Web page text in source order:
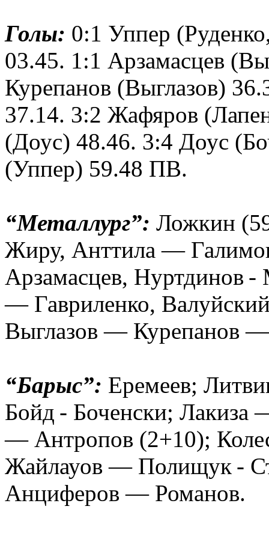
Голы: 0:1 Уппер
03.45. 1:1 Арзамасцев
Курепанов (Выглазов)
37.14. 3:2 Жафяров
(Доус) 48.46. 3:4 Доус
(Уппер) 59.48 ПВ.
“Металлург”: Ложкин
Жиру, Анттила —
Арзамасцев, Нуртдинов
— Гавриленко,
Выглазов — Курепанов
“Барыс”: Еремеев;
Бойд - Боченски;
— Антропов (2+10);
Жайлауов — Полищук -
Анциферов — Романов.